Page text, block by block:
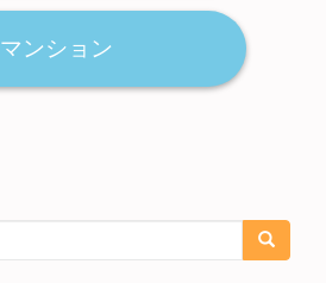
マンション